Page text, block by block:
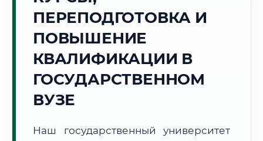
2026 г.
Погода в г. Сургут:⛅ +13°C Переменная облачность
🌅 Восход:03:56 🌇 Закат:
📍 Региональная справка
ПЕРЕПОДГОТОВКА И
ПОВЫШЕНИЕ
КВАЛИФИКАЦИИ В
ГОСУДАРСТВЕННОМ
ВУЗЕ
Наш государственный университет